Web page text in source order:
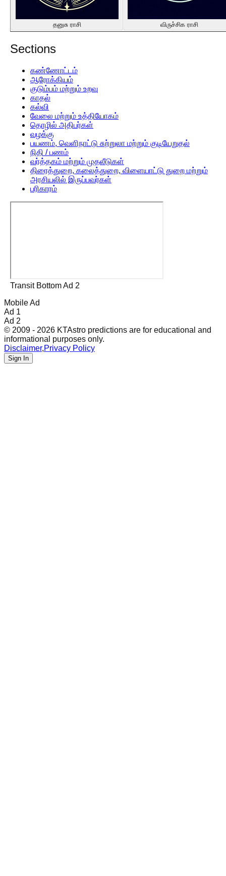
தனுசு ராசி விருச்சிக ராசி
Sections
கண்ணோட்டம்
ஆரோக்கியம்
குடும்பம் மற்றும் உறவு
காதல்
கல்வி
வேலை மற்றும் உத்தியோகம்
தொழில் அதிபர்கள்
வழக்கு
பயணம், வெளிநாட்டு சுற்றுலா மற்றும் குடியேறுதல்
நிதி / பணம்
வர்த்தகம் மற்றும் முதலீடுகள்
திரைத்துறை, கலைத்துறை, விளையாட்டு துறை மற்றும்
அரசியலில் இருப்பவர்கள்
பரிகாரம்
Transit Bottom Ad 2
Mobile Ad
Ad 1
Ad 2
© 2009 - 2026 KTAstro predictions are for educational and
informational purposes only.
Disclaimer,Privacy Policy
Sign In